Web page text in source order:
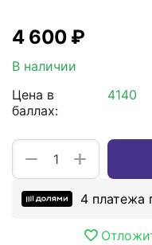
4 600 ₽
В наличии
Цена в
баллах:
4140
+
−
4 платежа